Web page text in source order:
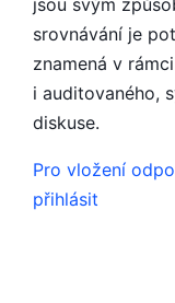
srovnávání je
znamená v
i auditovaného,
diskuse.
Pro vložení
přihlásit